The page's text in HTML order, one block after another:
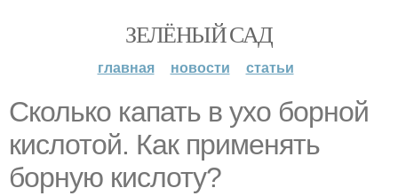
ЗЕЛЁНЫЙ САД
главная новости статьи
Сколько капать в ухо борной
кислотой. Как применять
борную кислоту?